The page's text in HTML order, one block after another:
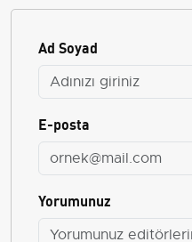
Ad Soyad
E-posta
Yorumunuz